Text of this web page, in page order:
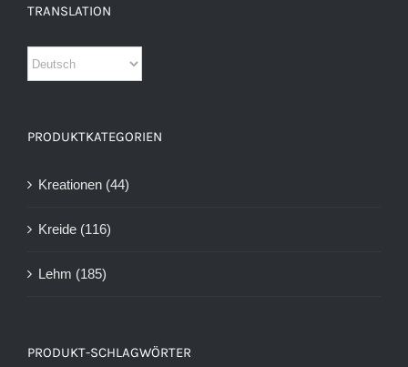
TRANSLATION
PRODUKTKATEGORIEN
Kreationen (44)
Kreide (116)
Lehm (185)
PRODUKT-SCHLAGWÖRTER